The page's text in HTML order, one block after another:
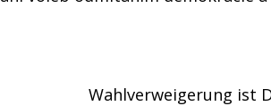
Wahlverweigerung ist